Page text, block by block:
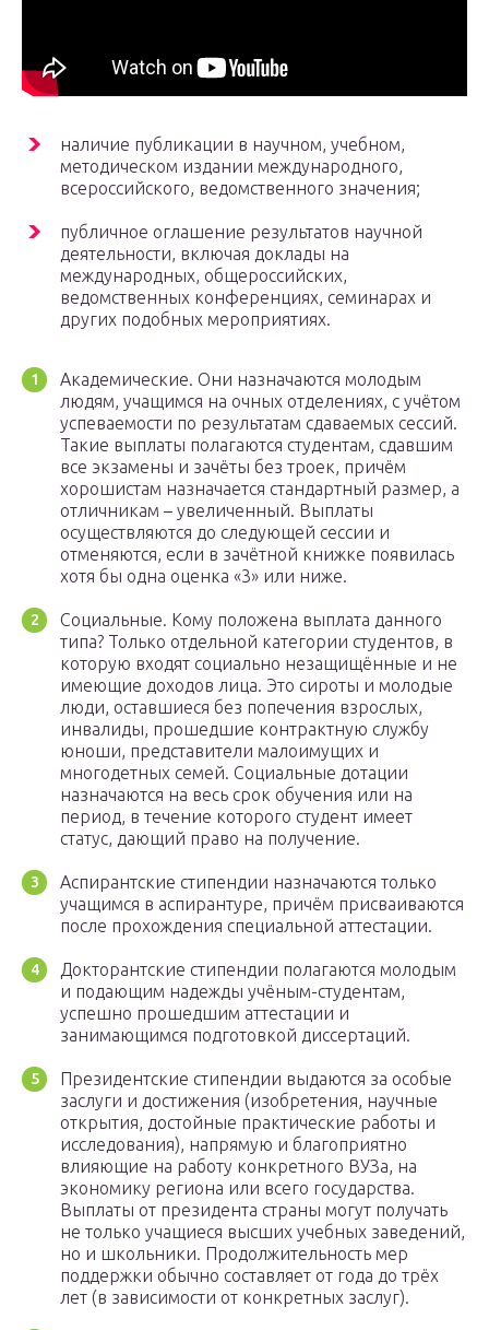
наличие публикации в научном, учебном,
методическом издании международного,
всероссийского, ведомственного значения;
публичное оглашение результатов научной
деятельности, включая доклады на
международных, общероссийских,
ведомственных конференциях, семинарах и
других подобных мероприятиях.
Академические. Они назначаются молодым
людям, учащимся на очных отделениях, с учётом
успеваемости по результатам сдаваемых сессий.
Такие выплаты полагаются студентам, сдавшим
все экзамены и зачёты без троек, причём
хорошистам назначается стандартный размер, а
отличникам – увеличенный. Выплаты
осуществляются до следующей сессии и
отменяются, если в зачётной книжке появилась
хотя бы одна оценка «3» или ниже.
Социальные. Кому положена выплата данного
типа? Только отдельной категории студентов, в
которую входят социально незащищённые и не
имеющие доходов лица. Это сироты и молодые
люди, оставшиеся без попечения взрослых,
инвалиды, прошедшие контрактную службу
юноши, представители малоимущих и
многодетных семей. Социальные дотации
назначаются на весь срок обучения или на
период, в течение которого студент имеет
статус, дающий право на получение.
Аспирантские стипендии назначаются только
учащимся в аспирантуре, причём присваиваются
после прохождения специальной аттестации.
Докторантские стипендии полагаются молодым
и подающим надежды учёным-студентам,
успешно прошедшим аттестации и
занимающимся подготовкой диссертаций.
Президентские стипендии выдаются за особые
заслуги и достижения (изобретения, научные
открытия, достойные практические работы и
исследования), напрямую и благоприятно
влияющие на работу конкретного ВУЗа, на
экономику региона или всего государства.
Выплаты от президента страны могут получать
не только учащиеся высших учебных заведений,
но и школьники. Продолжительность мер
поддержки обычно составляет от года до трёх
лет (в зависимости от конкретных заслуг).